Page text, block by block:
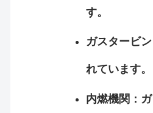
す。
ガスタービ
れています。
内燃機関：